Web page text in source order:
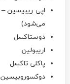
می‌شود)
دوستاکسل
اریبولین
پاکلی تاکسل